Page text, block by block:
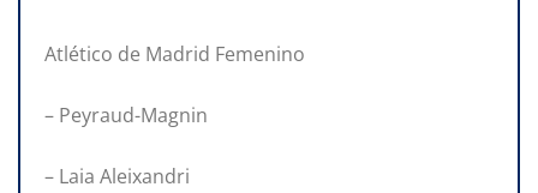
Atlético de Madrid Femenino
– Peyraud-Magnin
– Laia Aleixandri